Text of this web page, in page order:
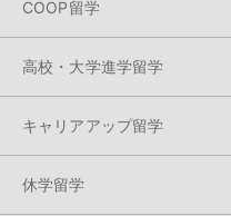
COOP留学
高校・大学進学留学
キャリアアップ留学
休学留学